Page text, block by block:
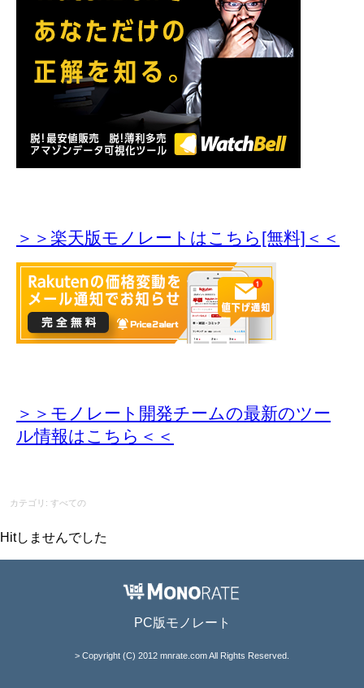
＞＞楽天版モノレートはこちら[無料]＜＜
＞＞モノレート開発チームの最新のツー
ル情報はこちら＜＜
カテゴリ: すべての
Hitしませんでした
PC版モノレート
> Copyright (C) 2012 mnrate.com All Rights Reserved.